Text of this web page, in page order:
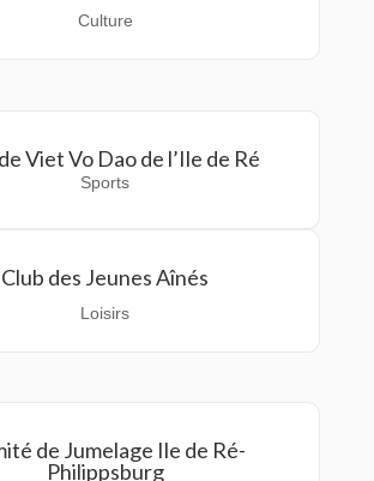
Culture
Viet Vo Dao de l’Ile de Ré
Sports
Club des Jeunes Aînés
Loisirs
de Jumelage Ile de Ré-
Philippsburg